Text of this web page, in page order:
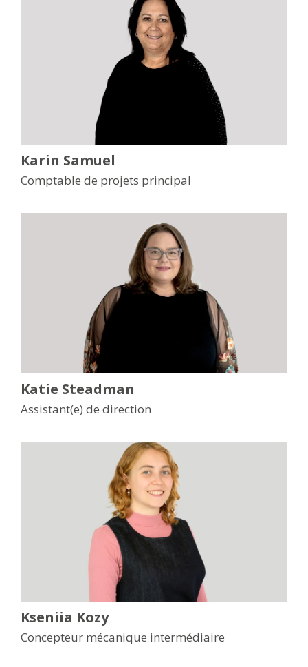
Karin Samuel
Comptable de projets principal
Katie Steadman
Assistant(e) de direction
Kseniia Kozy
Concepteur mécanique intermédiaire